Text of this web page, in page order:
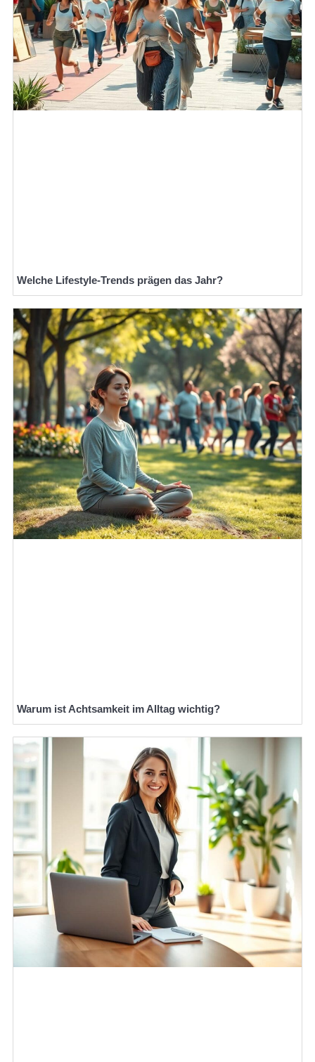
Welche Lifestyle-Trends prägen das Jahr?
Warum ist Achtsamkeit im Alltag wichtig?